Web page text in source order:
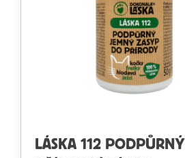
LÁSKA 112 PODPŮRNÝ